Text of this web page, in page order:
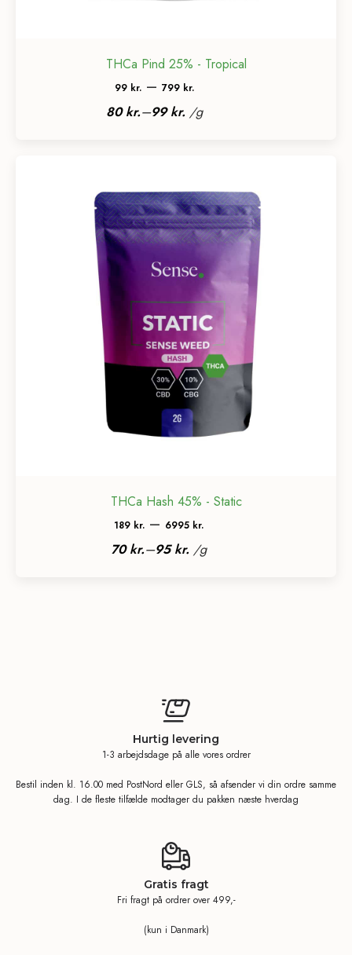
THCa Pind 25% - Tropical
99 kr. – 799 kr.Prisinterval:
99 kr.
80kr.–99kr. /g
THCa Hash 45% - Static
189 kr. – 6995 kr.Prisinterval:
189 kr.
70kr.–95kr. /g
Hurtig levering
1-3 arbejdsdage på alle vores ordrer
Bestil inden kl. 16.00 med PostNord eller GLS, så afsender vi din ordre samme
dag. I de fleste tilfælde modtager du pakken næste hverdag
Gratis fragt
Fri fragt på ordrer over 499,-
(kun i Danmark)